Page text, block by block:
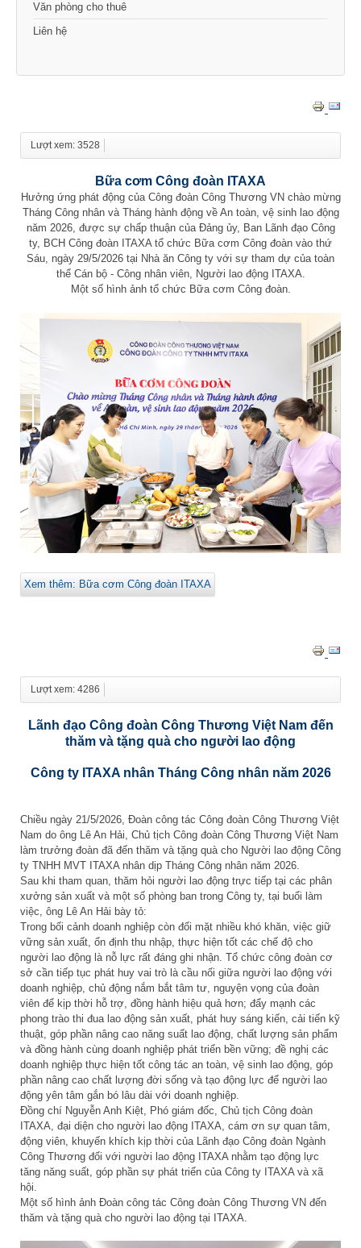
Văn phòng cho thuê
Liên hệ
Lượt xem: 3528
Bữa cơm Công đoàn ITAXA
Hưởng ứng phát động của Công đoàn Công Thương VN chào mừng
Tháng Công nhân và Tháng hành động về An toàn, vệ sinh lao động
năm 2026, được sự chấp thuận của Đảng ủy, Ban Lãnh đạo Công
ty, BCH Công đoàn ITAXA tổ chức Bữa cơm Công đoàn vào thứ
Sáu, ngày 29/5/2026 tại Nhà ăn Công ty với sự tham dự của toàn
thể Cán bộ - Công nhân viên, Người lao động ITAXA.
Một số hình ảnh tổ chức Bữa cơm Công đoàn.
Xem thêm: Bữa cơm Công đoàn ITAXA
Lượt xem: 4286
Lãnh đạo Công đoàn Công Thương Việt Nam đến
thăm và tặng quà cho người lao động
Công ty ITAXA nhân Tháng Công nhân năm 2026
Chiều ngày 21/5/2026, Đoàn công tác Công đoàn Công Thương Việt
Nam do ông Lê An Hải, Chủ tịch Công đoàn Công Thương Việt Nam
làm trưởng đoàn đã đến thăm và tặng quà cho Người lao động Công
ty TNHH MVT ITAXA nhân dịp Tháng Công nhân năm 2026.
Sau khi tham quan, thăm hỏi người lao động trực tiếp tại các phân
xưởng sản xuất và một số phòng ban trong Công ty, tại buổi làm
việc, ông Lê An Hải bày tỏ:
Trong bối cảnh doanh nghiệp còn đối mặt nhiều khó khăn, việc giữ
vững sản xuất, ổn định thu nhập, thực hiện tốt các chế độ cho
người lao động là nỗ lực rất đáng ghi nhận. Tổ chức công đoàn cơ
sở cần tiếp tục phát huy vai trò là cầu nối giữa người lao động với
doanh nghiệp, chủ động nắm bắt tâm tư, nguyện vọng của đoàn
viên để kịp thời hỗ trợ, đồng hành hiệu quả hơn; đẩy mạnh các
phong trào thi đua lao động sản xuất, phát huy sáng kiến, cải tiến kỹ
thuật, góp phần nâng cao năng suất lao động, chất lượng sản phẩm
và đồng hành cùng doanh nghiệp phát triển bền vững; đề nghị các
doanh nghiệp thực hiện tốt công tác an toàn, vệ sinh lao động, góp
phần nâng cao chất lượng đời sống và tạo động lực để người lao
động yên tâm gắn bó lâu dài với doanh nghiệp.
Đồng chí Nguyễn Anh Kiệt, Phó giám đốc, Chủ tịch Công đoàn
ITAXA, đại diện cho người lao động ITAXA, cám ơn sự quan tâm,
động viên, khuyến khích kịp thời của Lãnh đạo Công đoàn Ngành
Công Thương đối với người lao động ITAXA nhằm tạo động lực
tăng năng suất, góp phần sự phát triển của Công ty ITAXA và xã
hội.
Một số hình ảnh Đoàn công tác Công đoàn Công Thương VN đến
thăm và tặng quà cho người lao động tại ITAXA.